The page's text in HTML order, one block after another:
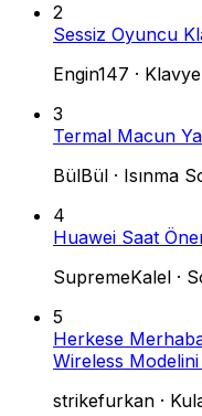
2
Sessiz Oyuncu
Engin147 · Klavye
3
Termal Macun
BülBül · Isınma
4
Huawei Saat
SupremeKalel ·
5
Herkese
Wireless
strikefurkan ·